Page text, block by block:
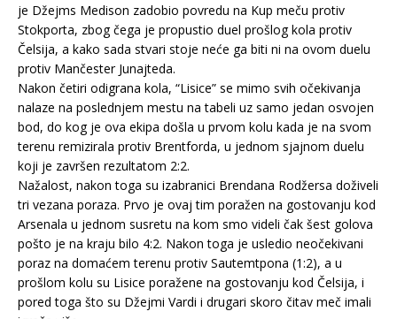
je Džejms Medison zadobio povredu na Kup meču protiv
Stokporta, zbog čega je propustio duel prošlog kola protiv
Čelsija, a kako sada stvari stoje neće ga biti ni na ovom duelu
protiv Mančester Junajteda.
Nakon četiri odigrana kola, “Lisice” se mimo svih očekivanja
nalaze na poslednjem mestu na tabeli uz samo jedan osvojen
bod, do kog je ova ekipa došla u prvom kolu kada je na svom
terenu remizirala protiv Brentforda, u jednom sjajnom duelu
koji je završen rezultatom 2:2.
Nažalost, nakon toga su izabranici Brendana Rodžersa doživeli
tri vezana poraza. Prvo je ovaj tim poražen na gostovanju kod
Arsenala u jednom susretu na kom smo videli čak šest golova
pošto je na kraju bilo 4:2. Nakon toga je usledio neočekivani
poraz na domaćem terenu protiv Sautemtpona (1:2), a u
prošlom kolu su Lisice poražene na gostovanju kod Čelsija, i
pored toga što su Džejmi Vardi i drugari skoro čitav meč imali